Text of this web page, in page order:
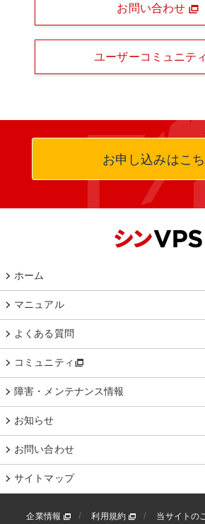
お問い合わせ
ユーザーコミュニティ
お申し込みはこ
ホーム
マニュアル
よくある質問
コミュニティ
障害・メンテナンス情報
お知らせ
お問い合わせ
サイトマップ
企業情報 利用規約 当サイトの